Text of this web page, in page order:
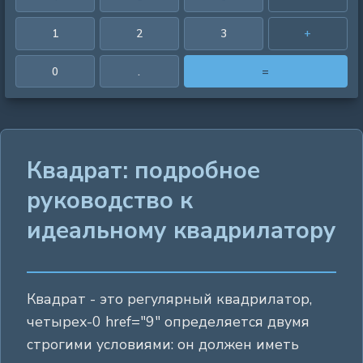
1 2 3 +
0 . =
Квадрат: подробное
руководство к
идеальному квадрилатору
Квадрат - это регулярный квадрилатор,
четырех-0 href="9" определяется двумя
строгими условиями: он должен иметь